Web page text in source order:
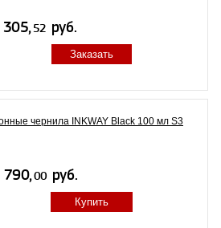
Заказать
чернила INKWAY Black 100 мл S3
Купить